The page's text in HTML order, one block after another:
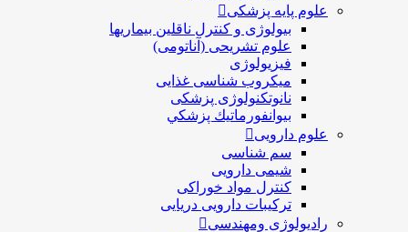
علوم پایه پزشکی
بیولوژی و کنترل ناقلین بیماریها
علوم تشریحی (آناتومی)
فیزیولوژی
ميكروب شناسی غذایی
نانوتکنولوژی پزشکی
بيوانفورماتيك پزشكي
علوم دارویی
سم شناسی
شیمی دارویی
کنترل مواد خوراکی
ترکیبات دارویی دریایی
رادیولوژی ومهندسی